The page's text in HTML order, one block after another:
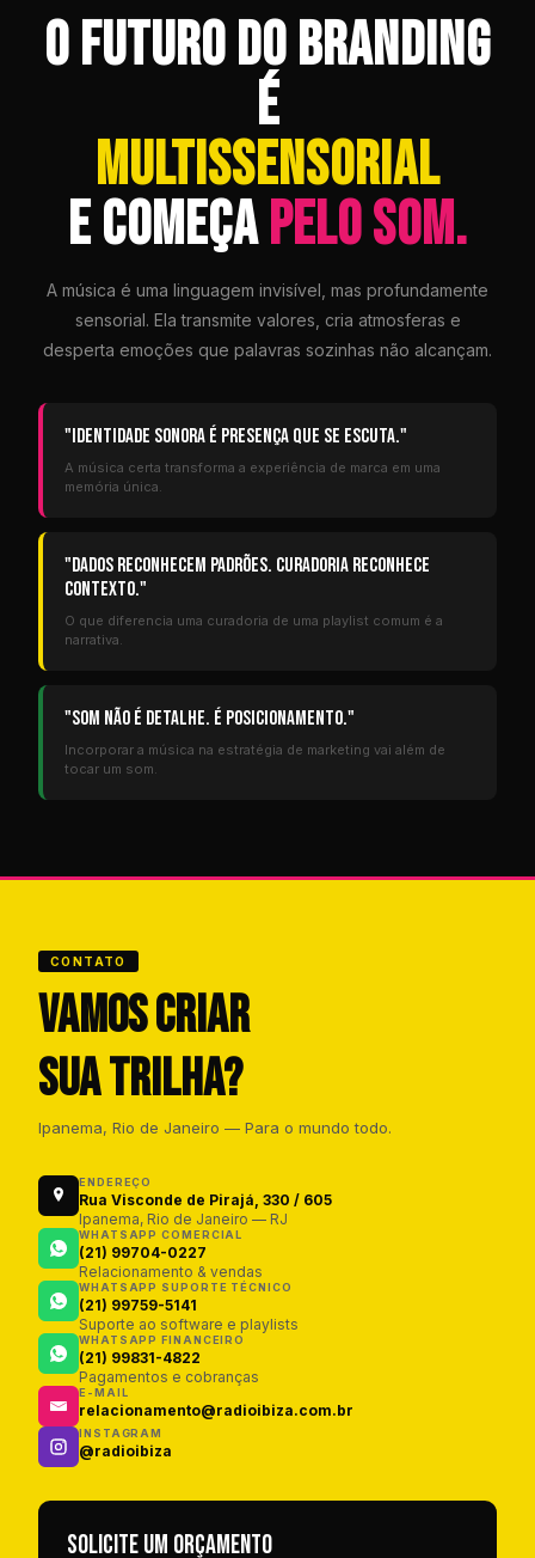
O FUTURO DO BRANDING
É
MULTISSENSORIAL
E COMEÇAPELO SOM.
A música é uma linguagem invisível, mas profundamente
sensorial. Ela transmite valores, cria atmosferas e
desperta emoções que palavras sozinhas não alcançam.
"Identidade sonora é presença que se escuta."
A música certa transforma a experiência de marca em uma
memória única.
"Dados reconhecem padrões. Curadoria reconhece
contexto."
O que diferencia uma curadoria de uma playlist comum é a
narrativa.
"Som não é detalhe. É posicionamento."
Incorporar a música na estratégia de marketing vai além de
tocar um som.
CONTATO
VAMOS CRIAR
SUA TRILHA?
Ipanema, Rio de Janeiro — Para o mundo todo.
ENDEREÇO
Rua Visconde de Pirajá, 330 / 605
Ipanema, Rio de Janeiro — RJ
WHATSAPP COMERCIAL
(21) 99704-0227
Relacionamento & vendas
WHATSAPP SUPORTE TÉCNICO
(21) 99759-5141
Suporte ao software e playlists
WHATSAPP FINANCEIRO
(21) 99831-4822
Pagamentos e cobranças
E-MAIL
relacionamento@radioibiza.com.br
INSTAGRAM
@radioibiza
Solicite um orçamento